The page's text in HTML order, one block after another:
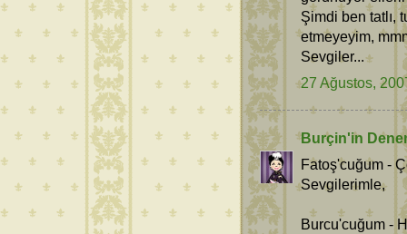
Şimdi ben tatlı,
etmeyeyim,
Sevgiler...
27 Ağustos,
Burçin'in
Fatoş'cuğum -
Sevgilerimle,
Burcu'cuğum -